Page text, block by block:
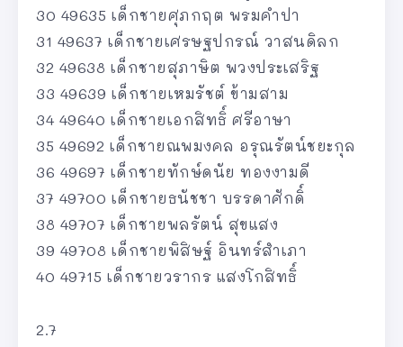
30 49635 เด็กชายศุภกฤต พรมคำปา
31 49637 เด็กชายเศรษฐปกรณ์ วาสนดิลก
32 49638 เด็กชายสุภาษิต พวงประเสริฐ
33 49639 เด็กชายเหมรัชต์ ข้ามสาม
34 49640 เด็กชายเอกสิทธิ์ ศรีอาษา
35 49692 เด็กชายณพมงคล อรุณรัตน์ชยะกุล
36 49697 เด็กชายทักษ์ดนัย ทองงามดี
37 49700 เด็กชายธนัชชา บรรดาศักดิ์
38 49707 เด็กชายพลรัตน์ สุขแสง
39 49708 เด็กชายพิสิษฐ์ อินทร์สำเภา
40 49715 เด็กชายวรากร แสงโกสิทธิ์
2.7